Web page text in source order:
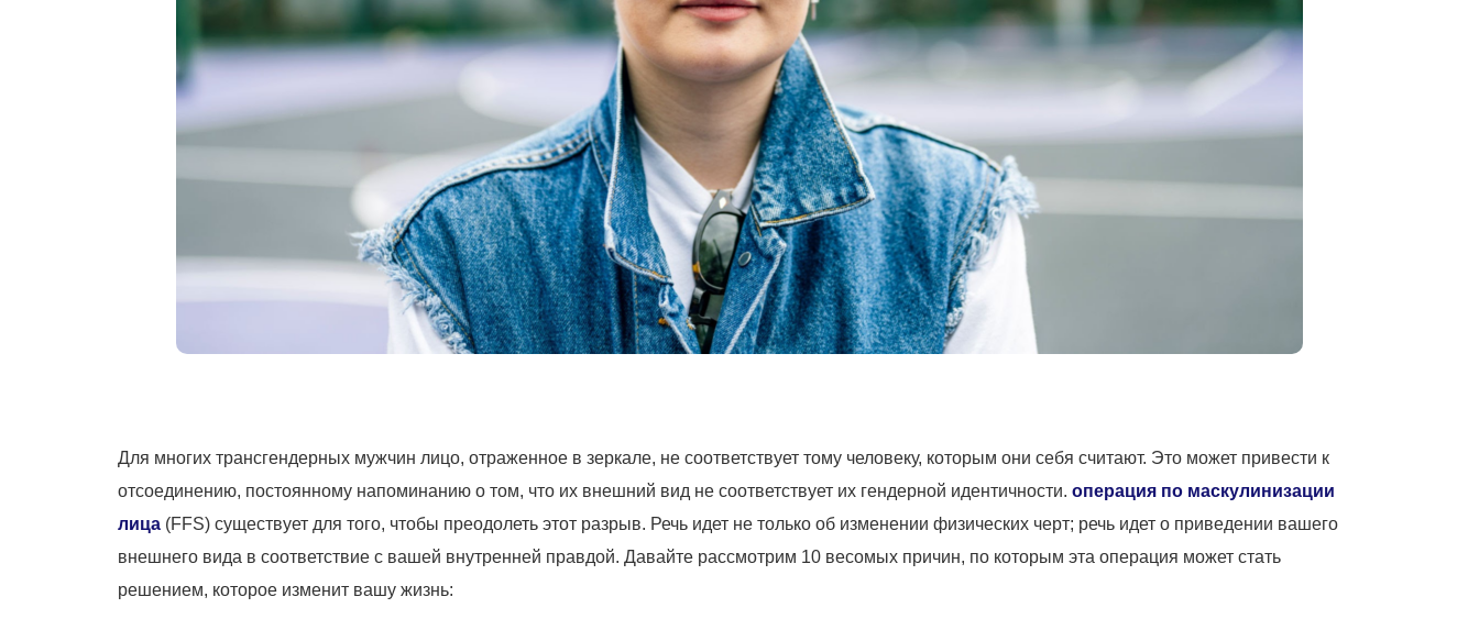
Для многих трансгендерных мужчин лицо, отраженное в зеркале, не соответствует тому человеку, которым они себя считают. Это может привести к
отсоединению, постоянному напоминанию о том, что их внешний вид не соответствует их гендерной идентичности. операция по маскулинизации
лица (FFS) существует для того, чтобы преодолеть этот разрыв. Речь идет не только об изменении физических черт; речь идет о приведении вашего
внешнего вида в соответствие с вашей внутренней правдой. Давайте рассмотрим 10 весомых причин, по которым эта операция может стать
решением, которое изменит вашу жизнь: